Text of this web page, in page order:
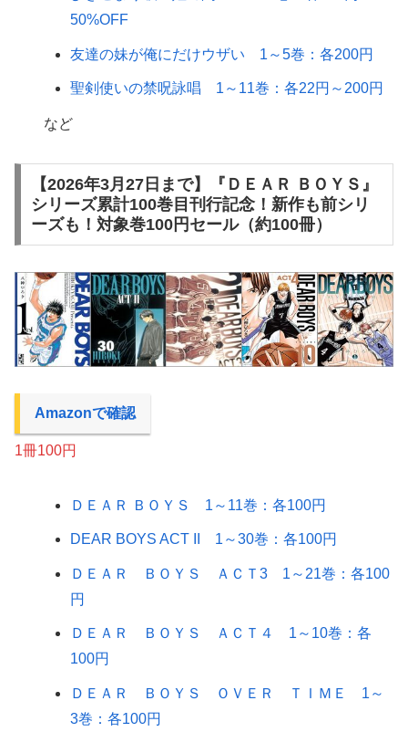
50%OFF
友達の妹が俺にだけウザい 1～5巻：各200円
聖剣使いの禁呪詠唱 1～11巻：各22円～200円
など
【2026年3月27日まで】『ＤＥＡＲ ＢＯＹＳ』
シリーズ累計100巻目刊行記念！新作も前シリ
ーズも！対象巻100円セール（約100冊）
Amazonで確認
1冊100円
ＤＥＡＲ ＢＯＹＳ 1～11巻：各100円
DEAR BOYS ACT II 1～30巻：各100円
ＤＥＡＲ ＢＯＹＳ ＡＣＴ3 1～21巻：各100
円
ＤＥＡＲ ＢＯＹＳ ＡＣＴ４ 1～10巻：各
100円
ＤＥＡＲ ＢＯＹＳ ＯＶＥＲ ＴＩＭＥ 1～
3巻：各100円